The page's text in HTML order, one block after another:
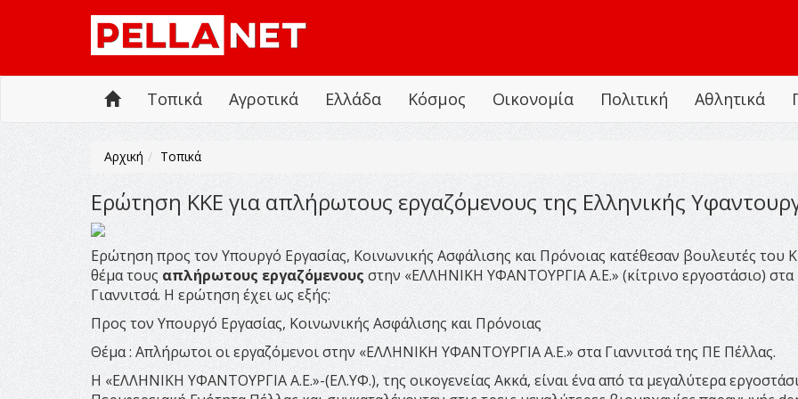
Τοπικά Αγροτικά Ελλάδα Κόσμος Οικονομία Πολιτική Αθλητικά
Αρχική Τοπικά
Ερώτηση ΚΚΕ για απλήρωτους εργαζόμενους της Ελληνικής
Ερώτηση προς τον Υπουργό Εργασίας, Κοινωνικής Ασφάλισης και Πρόνοιας κατέθεσαν βουλευτές του
θέμα τους απλήρωτους εργαζόμενουςστην «ΕΛΛΗΝΙΚΗ ΥΦΑΝΤΟΥΡΓΙΑ Α.Ε.» (κίτρινο εργοστάσιο) στα
Γιαννιτσά. Η ερώτηση έχει ως εξής:
Προς τον Υπουργό Εργασίας, Κοινωνικής Ασφάλισης και Πρόνοιας
Θέμα : Απλήρωτοι οι εργαζόμενοι στην «ΕΛΛΗΝΙΚΗ ΥΦΑΝΤΟΥΡΓΙΑ Α.Ε.» στα Γιαννιτσά της ΠΕ Πέλλας.
Η «ΕΛΛΗΝΙΚΗ ΥΦΑΝΤΟΥΡΓΙΑ Α.Ε.»-(ΕΛ.ΥΦ.), της οικογενείας Ακκά, είναι ένα από τα μεγαλύτερα